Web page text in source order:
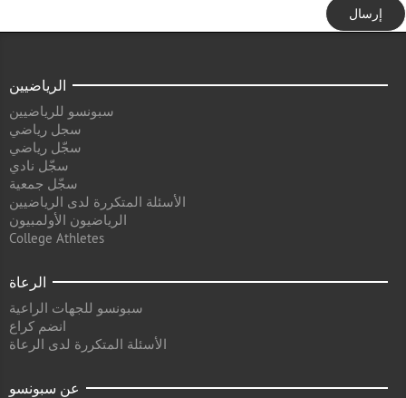
إرسال
الرياضيين
سبونسو للرياضيين
سجل رياضي
سجّل رياضي
سجّل نادي
سجّل جمعية
الأسئلة المتكررة لدى الرياضيين
الرياضيون الأولمبيون
College Athletes
الرعاة
سبونسو للجهات الراعية
انضم كراع
الأسئلة المتكررة لدى الرعاة
عن سبونسو